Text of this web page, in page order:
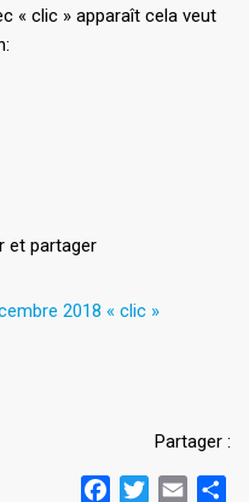
« clic » apparaît cela veut
et partager
2018 « clic »
Partager :
FacebookTwitterEmail